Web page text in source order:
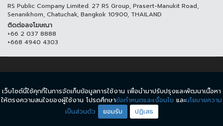
RS Public Company Limited. 27 RS Group, Prasert-Manukit Road,
Senanikhom, Chatuchak, Bangkok 10900, THAILAND
ติดต่อลงโฆษณา
+66 2 037 8888
+668 4940 4303
© COPYRIGHT 2017 THAICH8.COM, ALL RIGHT RESERVED.
ข้อกำหนดและเงื่อนไข นโยบายความเป็นส่วนตัว
เว็บไซต์นี้ใช้คุกกี้ในการจัดเก็บข้อมูลการใช้งาน เพื่อนำมาปรับปรุงและพัฒนาเนื้อหา
ให้ตรงความสนใจของผู้ใช้งาน โปรดศึกษาข้อกำหนดและเงื่อนไข และนโยบายความ
เป็นส่วนตัว
ยอมรับ ปฏิเสธ